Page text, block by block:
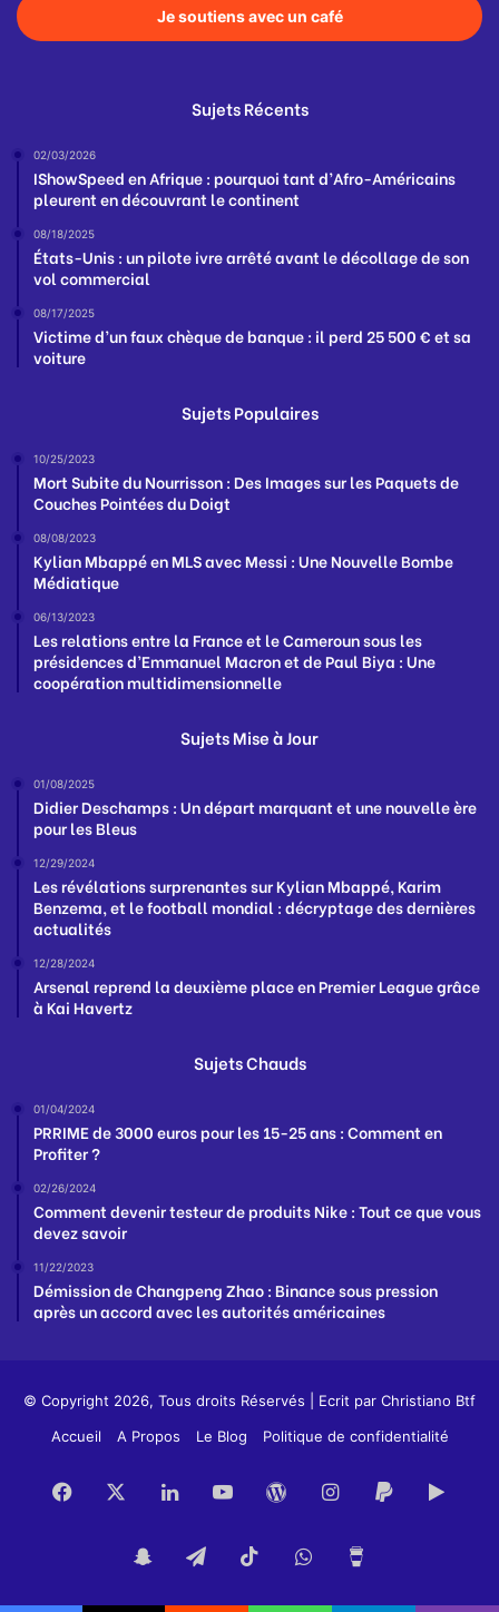
Je soutiens avec un café
Sujets Récents
02/03/2026
IShowSpeed en Afrique : pourquoi tant d’Afro-Américains
pleurent en découvrant le continent
08/18/2025
États-Unis : un pilote ivre arrêté avant le décollage de son
vol commercial
08/17/2025
Victime d’un faux chèque de banque : il perd 25 500 € et sa
voiture
Sujets Populaires
10/25/2023
Mort Subite du Nourrisson : Des Images sur les Paquets de
Couches Pointées du Doigt
08/08/2023
Kylian Mbappé en MLS avec Messi : Une Nouvelle Bombe
Médiatique
06/13/2023
Les relations entre la France et le Cameroun sous les
présidences d’Emmanuel Macron et de Paul Biya : Une
coopération multidimensionnelle
Sujets Mise à Jour
01/08/2025
Didier Deschamps : Un départ marquant et une nouvelle ère
pour les Bleus
12/29/2024
Les révélations surprenantes sur Kylian Mbappé, Karim
Benzema, et le football mondial : décryptage des dernières
actualités
12/28/2024
Arsenal reprend la deuxième place en Premier League grâce
à Kai Havertz
Sujets Chauds
01/04/2024
PRRIME de 3000 euros pour les 15-25 ans : Comment en
Profiter ?
02/26/2024
Comment devenir testeur de produits Nike : Tout ce que vous
devez savoir
11/22/2023
Démission de Changpeng Zhao : Binance sous pression
après un accord avec les autorités américaines
© Copyright 2026, Tous droits Réservés | Ecrit par Christiano Btf
Accueil
A Propos Le Blog Politique de confidentialité
Facebook LinkedinYouTubeWordPress
Instagram
PayPal
SnapchatTelegramTikTokWhatsApp